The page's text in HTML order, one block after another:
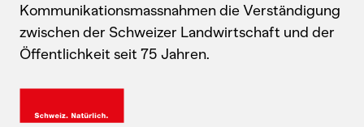
Kommunikationsmassnahmen die Verständigung
zwischen der Schweizer Landwirtschaft und der
Öffentlichkeit seit 75 Jahren.